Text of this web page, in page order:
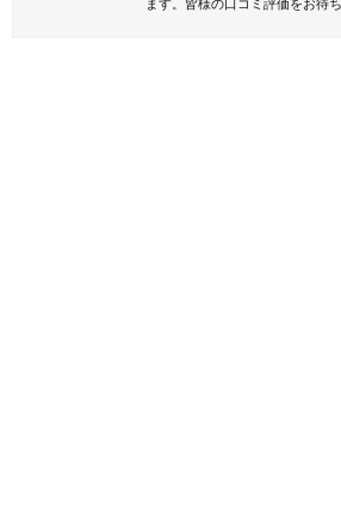
ます。皆様の口コミ評価をお待